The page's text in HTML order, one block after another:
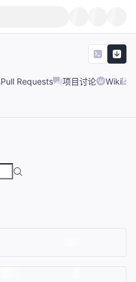
Pull Requests 项目讨论 Wiki